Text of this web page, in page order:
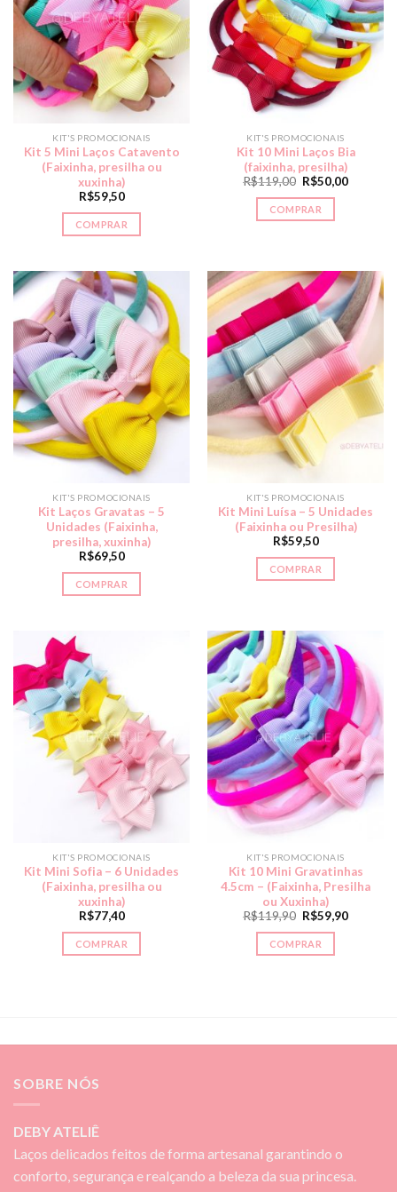
KIT'S PROMOCIONAIS
Kit 5 Mini Laços Catavento
(Faixinha, presilha ou
xuxinha)
R$59,50
COMPRAR
KIT'S PROMOCIONAIS
Kit 10 Mini Laços Bia
(faixinha, presilha)
R$119,00 R$50,00
COMPRAR
KIT'S PROMOCIONAIS
Kit Laços Gravatas – 5
Unidades (Faixinha,
presilha, xuxinha)
R$69,50
COMPRAR
KIT'S PROMOCIONAIS
Kit Mini Luísa – 5 Unidades
(Faixinha ou Presilha)
R$59,50
COMPRAR
KIT'S PROMOCIONAIS
Kit Mini Sofia – 6 Unidades
(Faixinha, presilha ou
xuxinha)
R$77,40
COMPRAR
KIT'S PROMOCIONAIS
Kit 10 Mini Gravatinhas
4.5cm – (Faixinha, Presilha
ou Xuxinha)
R$119,90 R$59,90
COMPRAR
SOBRE NÓS
DEBY ATELIÊ
Laços delicados feitos de forma artesanal garantindo o
conforto, segurança e realçando a beleza da sua princesa.